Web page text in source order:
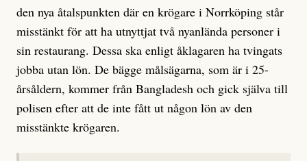
den nya åtalspunkten där en krögare i Norrköping står
misstänkt för att ha utnyttjat två nyanlända personer i
sin restaurang. Dessa ska enligt åklagaren ha tvingats
jobba utan lön. De bägge målsägarna, som är i 25-
årsåldern, kommer från Bangladesh och gick själva till
polisen efter att de inte fått ut någon lön av den
misstänkte krögaren.